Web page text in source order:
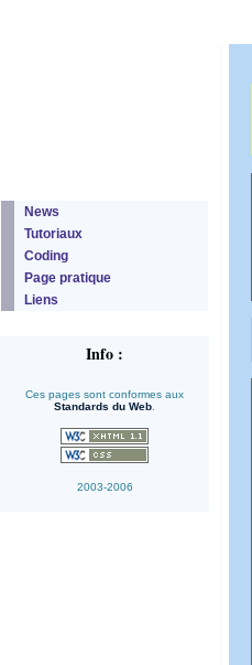
News
Tutoriaux
Coding
Page pratique
Liens
Info :
Ces pages sont conformes aux
Standards du Web
2003-2006